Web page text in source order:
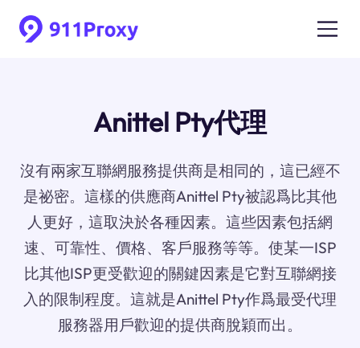
Anittel Pty代理
沒有兩家互聯網服務提供商是相同的，這已經不
是祕密。這樣的供應商Anittel Pty被認爲比其他
人更好，這取決於各種因素。這些因素包括網
速、可靠性、價格、客戶服務等等。使某一ISP
比其他ISP更受歡迎的關鍵因素是它對互聯網接
入的限制程度。這就是Anittel Pty作爲最受代理
服務器用戶歡迎的提供商脫穎而出。